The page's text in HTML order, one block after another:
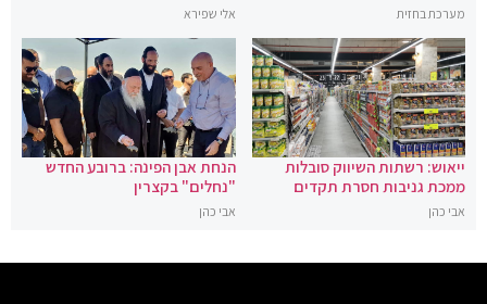
מערכת בחזית אלי שפירא
ייאוש: רשתות השיווק סובלות
ממכת גניבות חסרת תקדים
אבי כהן
הנחת אבן הפינה: ברובע החדש
"נחלים" בקצרין
אבי כהן